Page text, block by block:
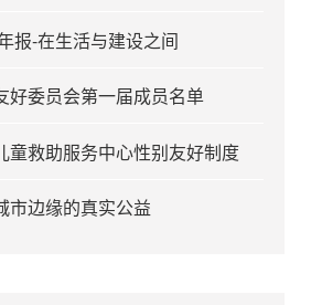
报-在生活与建设之间
好委员会第一届成员名单
童救助服务中心性别友好制度
市边缘的真实公益